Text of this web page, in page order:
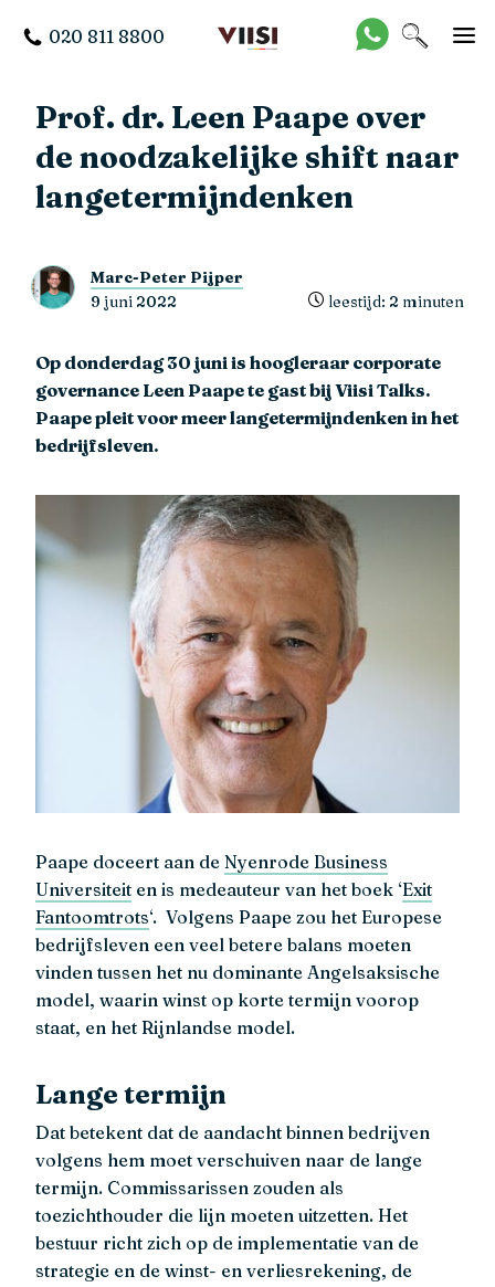
020 811 8800
Prof. dr. Leen Paape over
de noodzakelijke shift naar
langetermijndenken
Marc-Peter Pijper
9 juni 2022
leestijd: 2 minuten
Op donderdag 30 juni is hoogleraar corporate
governance Leen Paape te gast bij Viisi Talks.
Paape pleit voor meer langetermijndenken in het
bedrijfsleven.
Paape doceert aan de Nyenrode Business
Universiteit en is medeauteur van het boek ‘Exit
Fantoomtrots‘. Volgens Paape zou het Europese
bedrijfsleven een veel betere balans moeten
vinden tussen het nu dominante Angelsaksische
model, waarin winst op korte termijn voorop
staat, en het Rijnlandse model.
Lange termijn
Dat betekent dat de aandacht binnen bedrijven
volgens hem moet verschuiven naar de lange
termijn. Commissarissen zouden als
toezichthouder die lijn moeten uitzetten. Het
bestuur richt zich op de implementatie van de
strategie en de winst- en verliesrekening, de